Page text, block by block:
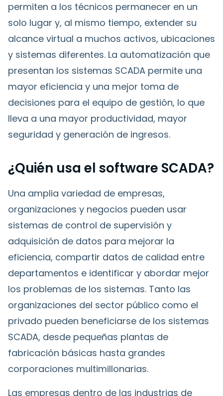
permiten a los técnicos permanecer en un
solo lugar y, al mismo tiempo, extender su
alcance virtual a muchos activos, ubicaciones
y sistemas diferentes. La automatización que
presentan los sistemas SCADA permite una
mayor eficiencia y una mejor toma de
decisiones para el equipo de gestión, lo que
lleva a una mayor productividad, mayor
seguridad y generación de ingresos.
¿Quién usa el software SCADA?
Una amplia variedad de empresas,
organizaciones y negocios pueden usar
sistemas de control de supervisión y
adquisición de datos para mejorar la
eficiencia, compartir datos de calidad entre
departamentos e identificar y abordar mejor
los problemas de los sistemas. Tanto las
organizaciones del sector público como el
privado pueden beneficiarse de los sistemas
SCADA, desde pequeñas plantas de
fabricación básicas hasta grandes
corporaciones multimillonarias.
Las empresas dentro de las industrias de